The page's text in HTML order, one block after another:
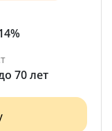
70 лет